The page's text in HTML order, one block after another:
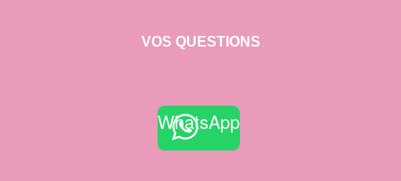
VOS QUESTIONS
WhatsApp